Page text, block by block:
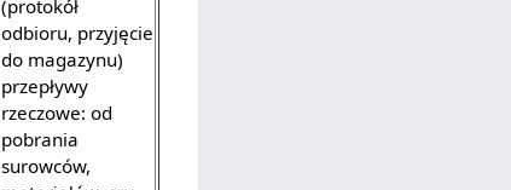
(protokół
odbioru, przyjęcie
do magazynu)
przepływy
rzeczowe: od
pobrania
surowców,